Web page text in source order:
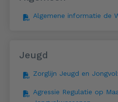
Algemene informatie de
Jeugd
Zorglijn Jeugd en
Agressie Regulatie op